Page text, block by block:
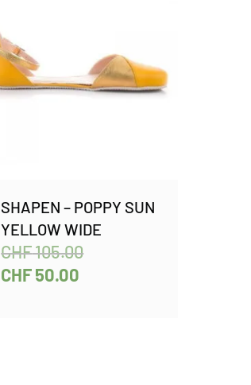
SHAPEN – POPPY SUN
YELLOW WIDE
CHF105.00
CHF50.00